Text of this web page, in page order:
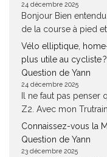
24 décembre 2025
Bonjour Bien
de la course à pied
Vélo elliptique,
plus utile au cycliste ?
Question de Yann
24 décembre 2025
Il ne faut pas
Z2. Avec mon
Connaissez-vous la
Question de Yann
23 décembre 2025